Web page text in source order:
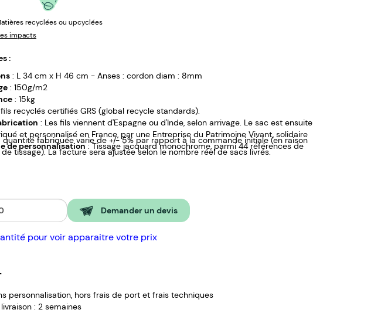
recyclées ou upcyclées
impacts
:
: L 34 cm x H 46 cm - Anses : cordon diam : 8mm
: 150g/m2
: 15kg
recyclés certifiés GRS (global recycle standards).
: Les fils viennent d'Espagne ou d'Inde, selon arrivage. Le sac est ensuite
et personnalisé en France, par une Entreprise du Patrimoine Vivant, solidaire
de personnalisation: Tissage jacquard monochrome, parmi 44 références de
personnalisation
quantité fabriquée varie de +/- 5% par rapport à la commande initiale (en raison
tissage). La facture sera ajustée selon le nombre réel de sacs livrés.
Demander un devis
pour voir apparaitre votre prix
personnalisation, hors frais de port et frais techniques
: 2 semaines